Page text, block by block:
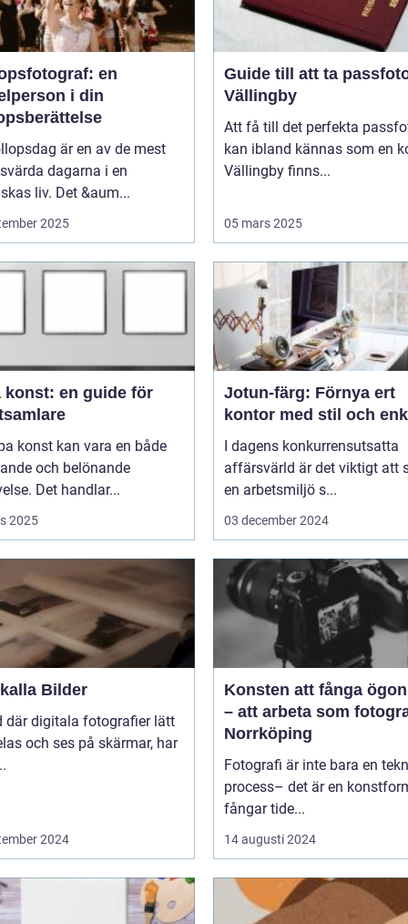
en
i din
är en av de mest
dagarna i en
liv. Det &aum...
2025
Guide till att ta
Vällingby
Att få till det perfekta
kan ibland kännas som en
Vällingby finns...
05 mars 2025
konst: en guide för
konst kan vara en både
och belönande
Det handlar...
2025
Jotun-färg: Förnya ert
kontor med stil och
I dagens konkurrensutsatta
affärsvärld är det viktigt att
en arbetsmiljö s...
03 december 2024
Bilder
där digitala fotografier lätt
och ses på skärmar, har
2024
Konsten att fånga
– att arbeta som
Norrköping
Fotografi är inte bara en
process– det är en
fångar tide...
14 augusti 2024